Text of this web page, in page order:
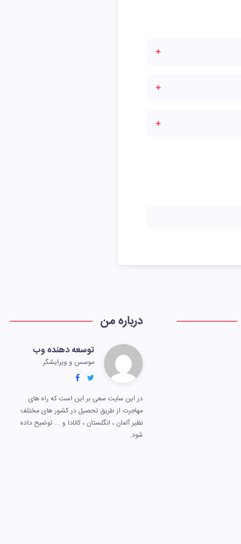
درباره من
توسعه دهنده وب
موسس و ویرایشگر
در این سایت سعی بر این است که راه های
مهاجرت از طریق تحصیل در کشور های مختلف
نظیر آلمان ، انگلستان ، کانادا و ... توضیح داده
شود.